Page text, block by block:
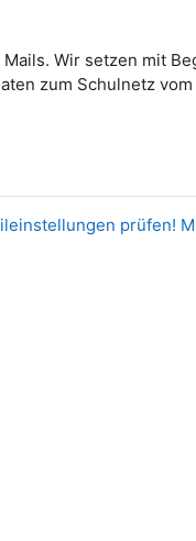
Wir setzen mit
zum Schulnetz
prüfen!